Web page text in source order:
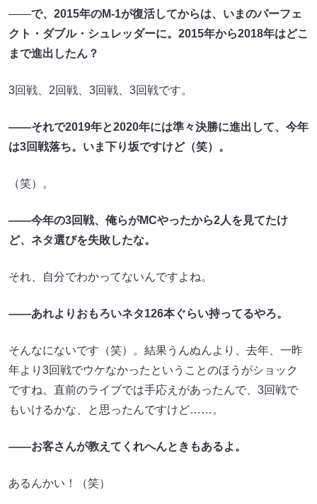
――で、2015年のM-1が復活してからは、いまのパーフェ
クト・ダブル・シュレッダーに。2015年から2018年はどこ
まで進出したん？
3回戦、2回戦、3回戦、3回戦です。
――それで2019年と2020年には準々決勝に進出して、今年
は3回戦落ち。いま下り坂ですけど（笑）。
（笑）。
――今年の3回戦、俺らがMCやったから2人を見てたけ
ど、ネタ選びを失敗したな。
それ、自分でわかってないんですよね。
――あれよりおもろいネタ126本ぐらい持ってるやろ。
そんなにないです（笑）。結果うんぬんより、去年、一昨
年より3回戦でウケなかったということのほうがショック
ですね。直前のライブでは手応えがあったんで、3回戦で
もいけるかな、と思ったんですけど……。
――お客さんが教えてくれへんときもあるよ。
あるんかい！（笑）